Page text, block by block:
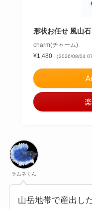
形状お任せ 風山
charm(チャーム)
¥1,480
（2026/08/04
ラムネくん
山岳地帯で産出し